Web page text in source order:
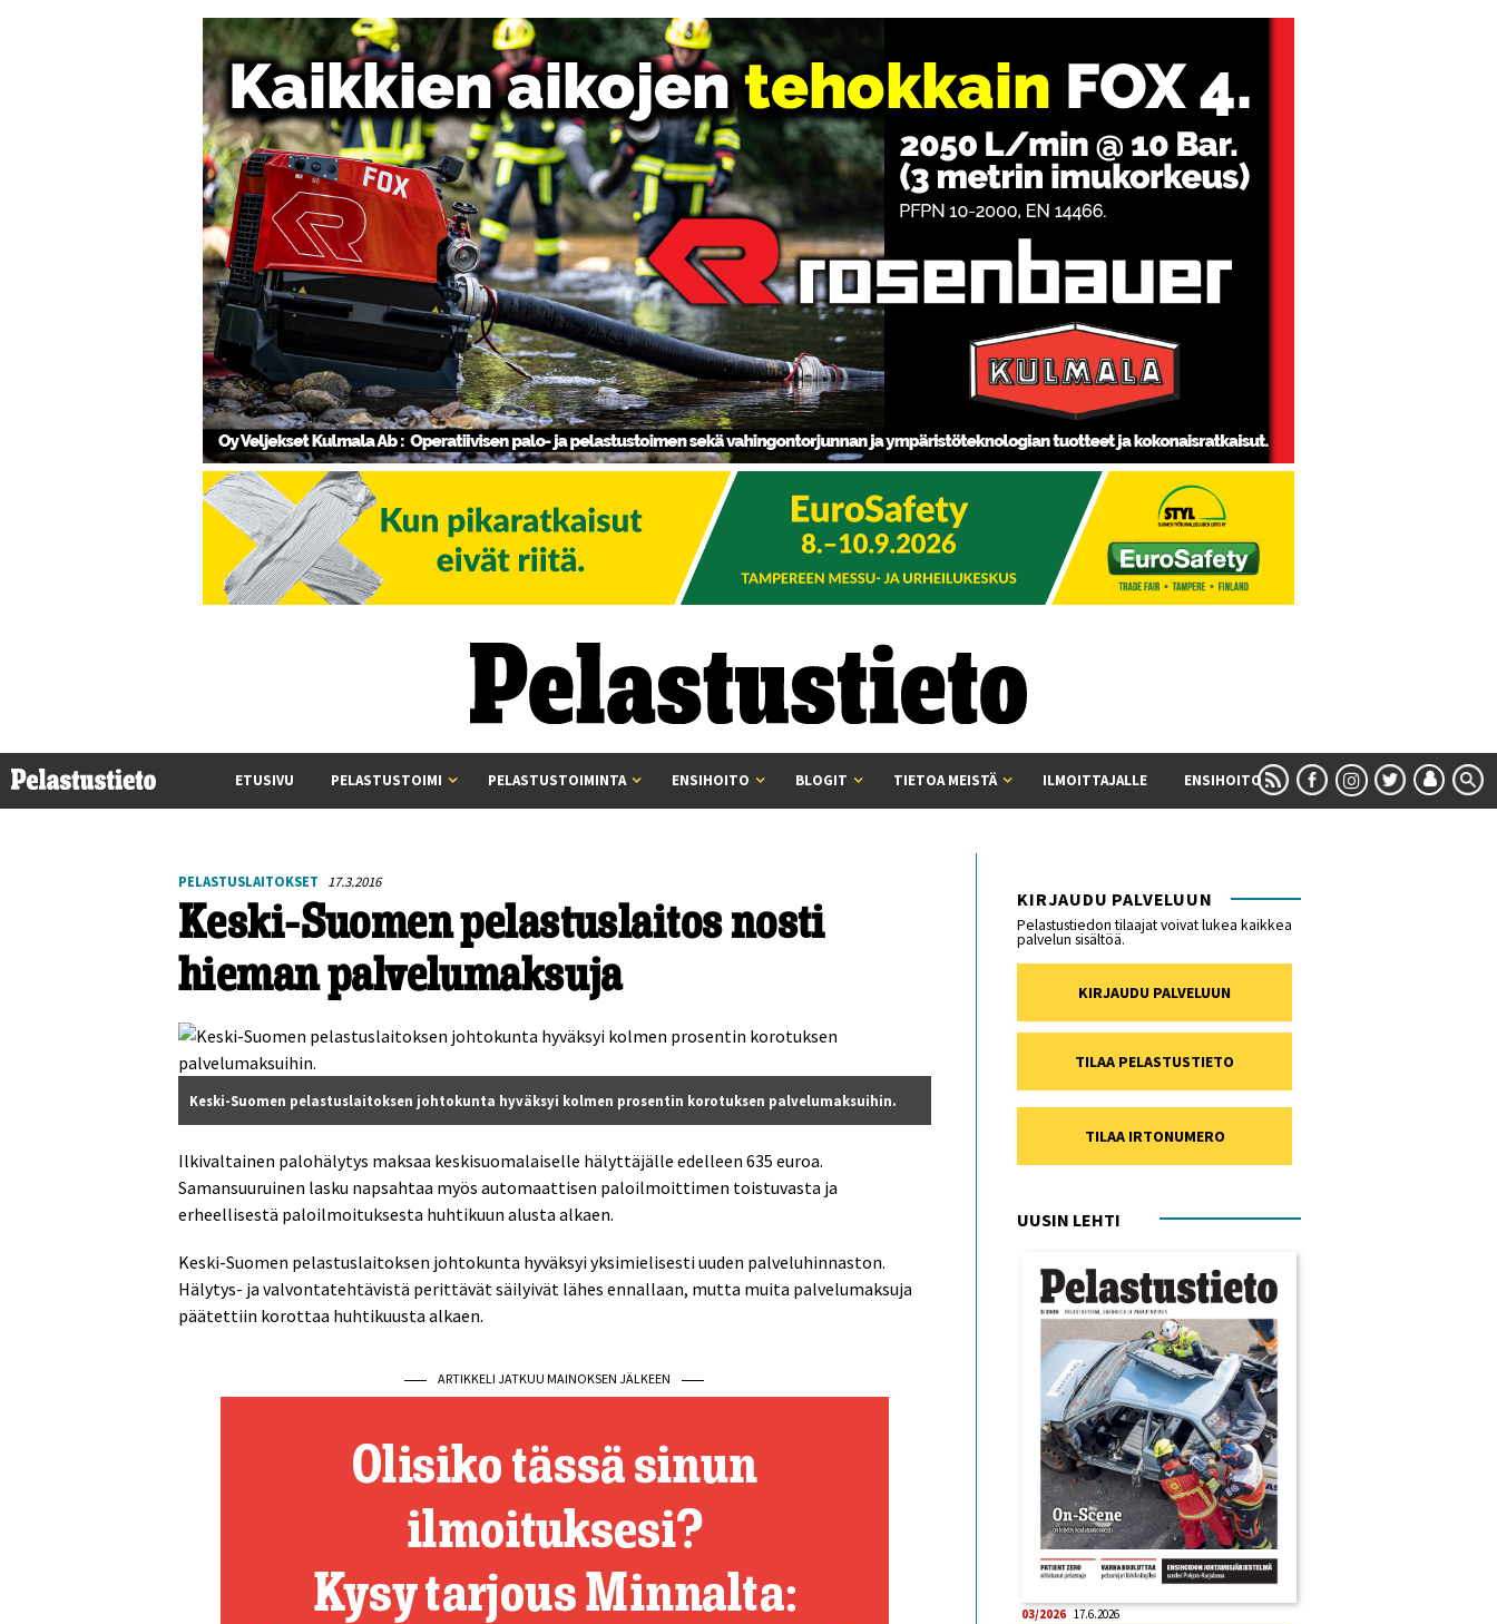
ETUSIVU PELASTUSTOIMI PELASTUSTOIMINTA ENSIHOITO BLOGIT TIETOA MEISTÄ ILMOITTAJALLE ENSIHOITO
PELASTUSLAITOKSET 17.3.2016
Keski-Suomen pelastuslaitos nosti
hieman palvelumaksuja
Keski-Suomen pelastuslaitoksen johtokunta hyväksyi kolmen prosentin korotuksen palvelumaksuihin.
Ilkivaltainen palohälytys maksaa keskisuomalaiselle hälyttäjälle edelleen 635 euroa.
Samansuuruinen lasku napsahtaa myös automaattisen paloilmoittimen toistuvasta ja
erheellisestä paloilmoituksesta huhtikuun alusta alkaen.
Keski-Suomen pelastuslaitoksen johtokunta hyväksyi yksimielisesti uuden palveluhinnaston.
Hälytys- ja valvontatehtävistä perittävät säilyivät lähes ennallaan, mutta muita palvelumaksuja
päätettiin korottaa huhtikuusta alkaen.
ARTIKKELI JATKUU MAINOKSEN JÄLKEEN
KIRJAUDU PALVELUUN
Pelastustiedon tilaajat voivat lukea kaikkea
palvelun sisältöä.
KIRJAUDU PALVELUUN
TILAA PELASTUSTIETO
TILAA IRTONUMERO
UUSIN LEHTI
03/2026 17.6.2026